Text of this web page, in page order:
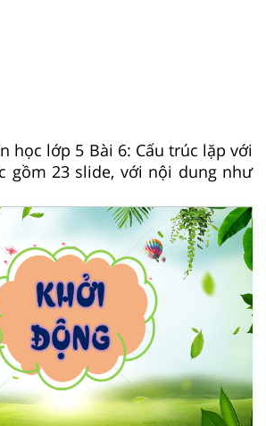
học lớp 5 Bài 6: Cấu trúc lặp với
gồm 23 slide, với nội dung như